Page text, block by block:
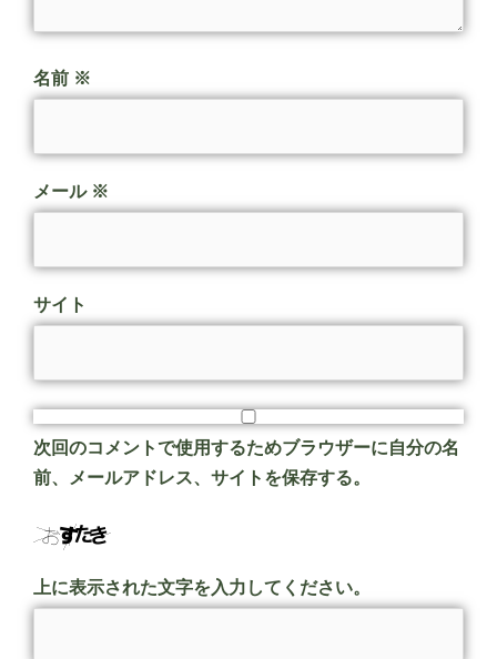
名前 ※
メール ※
サイト
次回のコメントで使用するためブラウザーに自分の名
前、メールアドレス、サイトを保存する。
上に表示された文字を入力してください。